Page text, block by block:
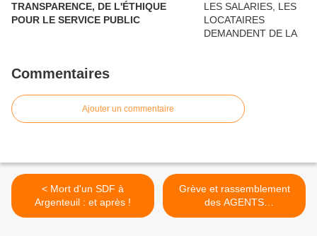
TRANSPARENCE, DE L'ÉTHIQUE
POUR LE SERVICE PUBLIC
Commentaires
Ajouter un commentaire
< Mort d'un SDF à
Argenteuil : et après !
Grève et rassemblement
des AGENTS
TERRITORIAUX DE